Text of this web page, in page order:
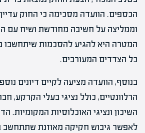
הכספים. הוועדה מסכימה כי החוק
וממליצה על חשיבה מחודשת ושיח עם
המטרה היא להגיע להסכמות שיתחשבו
כל הצדדים המעורבים.
בנוסף, הוועדה מציעה לקיים דיונים
הרלוונטיים, כולל נציגי בעלי הקרקע,
השיכון ונציגי האוכלוסיות המקומיות.
לאפשר גיבוש חקיקה מאוזנת שתתחשב